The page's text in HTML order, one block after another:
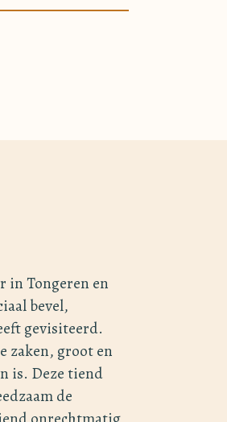
in Tongeren en
bevel,
gevisiteerd.
zaken, groot en
is. Deze tiend
de